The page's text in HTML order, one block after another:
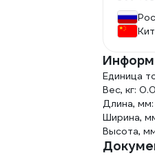
Единица
Вес, кг:
Длина, мм:
Ширина,
Высота,